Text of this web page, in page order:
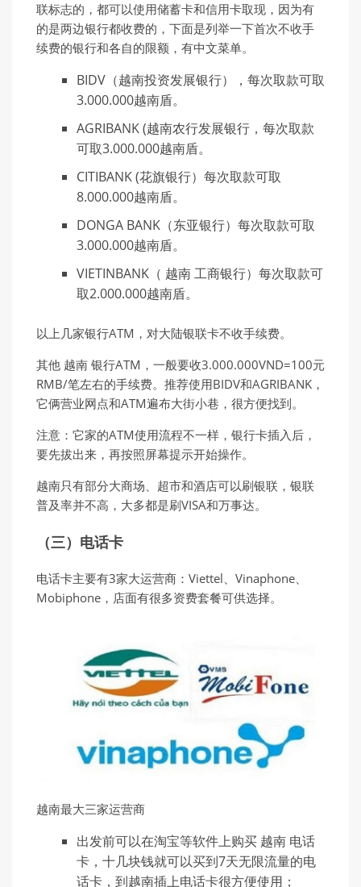
联标志的，都可以使用储蓄卡和信用卡取现，因为有
的是两边银行都收费的，下面是列举一下首次不收手
续费的银行和各自的限额，有中文菜单。
BIDV（越南投资发展银行），每次取款可取
3.000.000越南盾。
AGRIBANK (越南农行发展银行，每次取款
可取3.000.000越南盾。
CITIBANK (花旗银行）每次取款可取
8.000.000越南盾。
DONGA BANK（东亚银行）每次取款可取
3.000.000越南盾。
VIETINBANK（ 越南 工商银行）每次取款可
取2.000.000越南盾。
以上几家银行ATM，对大陆银联卡不收手续费。
其他 越南 银行ATM，一般要收3.000.000VND=100元
RMB/笔左右的手续费。推荐使用BIDV和AGRIBANK，
它俩营业网点和ATM遍布大街小巷，很方便找到。
注意：它家的ATM使用流程不一样，银行卡插入后，
要先拔出来，再按照屏幕提示开始操作。
越南只有部分大商场、超市和酒店可以刷银联，银联
普及率并不高，大多都是刷VISA和万事达。
（三）电话卡
电话卡主要有3家大运营商：Viettel、Vinaphone、
Mobiphone，店面有很多资费套餐可供选择。
越南最大三家运营商
出发前可以在淘宝等软件上购买 越南 电话
卡，十几块钱就可以买到7天无限流量的电
话卡，到越南插上电话卡很方便使用；